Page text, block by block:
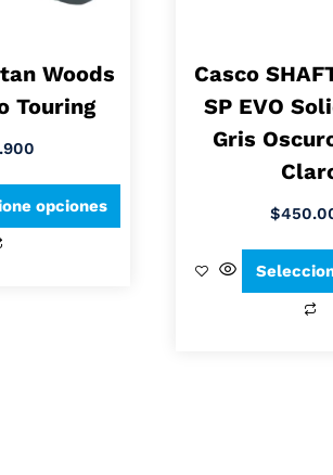
Woods
Touring
opciones
Casco
SP EVO
Gris
$